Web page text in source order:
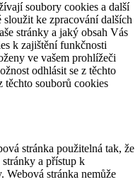
soubory cookies a další
ke zpracování dalších
stránky a jaký obsah Vás
k zajištění funkčnosti
ve vašem prohlížeči
odhlásit se z těchto
těchto souborů cookies
stránka použitelná tak, že
a přístup k
Webová stránka nemůže